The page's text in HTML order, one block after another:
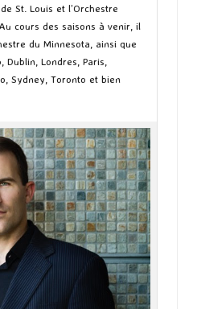
St. Louis et l’Orchestre
cours des saisons à venir, il
du Minnesota, ainsi que
Londres, Paris,
Sydney, Toronto et bien